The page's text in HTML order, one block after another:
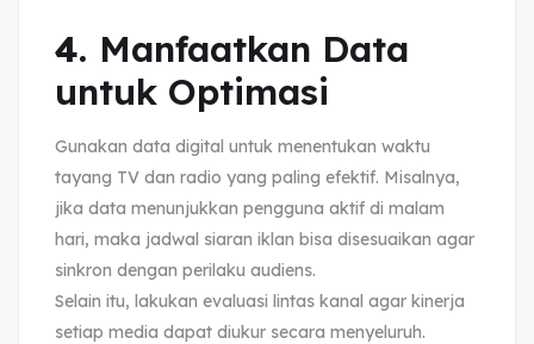
4. Manfaatkan Data
untuk Optimasi
Gunakan data digital untuk menentukan waktu
tayang TV dan radio yang paling efektif. Misalnya,
jika data menunjukkan pengguna aktif di malam
hari, maka jadwal siaran iklan bisa disesuaikan agar
sinkron dengan perilaku audiens.
Selain itu, lakukan evaluasi lintas kanal agar kinerja
setiap media dapat diukur secara menyeluruh.